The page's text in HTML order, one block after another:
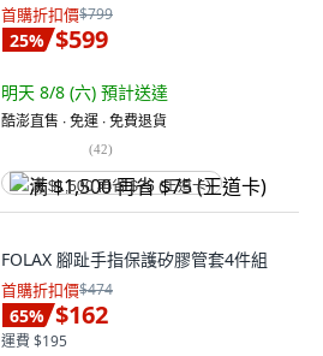
首購折扣價$799
25% $599
明天 8/8 (六) 預計送達
酷澎直售 ∙ 免運 ∙ 免費退貨
(42)
满 $1,500 再省 $75 (王道卡)
FOLAX 腳趾手指保護矽膠管套4件組
首購折扣價$474
65% $162
運費 $195